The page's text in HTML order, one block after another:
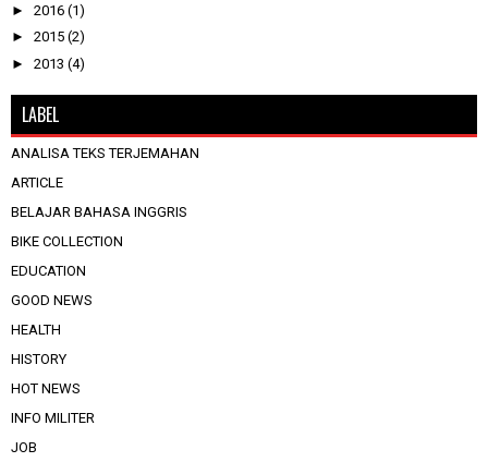
► 2016 (1)
► 2015 (2)
► 2013 (4)
LABEL
ANALISA TEKS TERJEMAHAN
ARTICLE
BELAJAR BAHASA INGGRIS
BIKE COLLECTION
EDUCATION
GOOD NEWS
HEALTH
HISTORY
HOT NEWS
INFO MILITER
JOB